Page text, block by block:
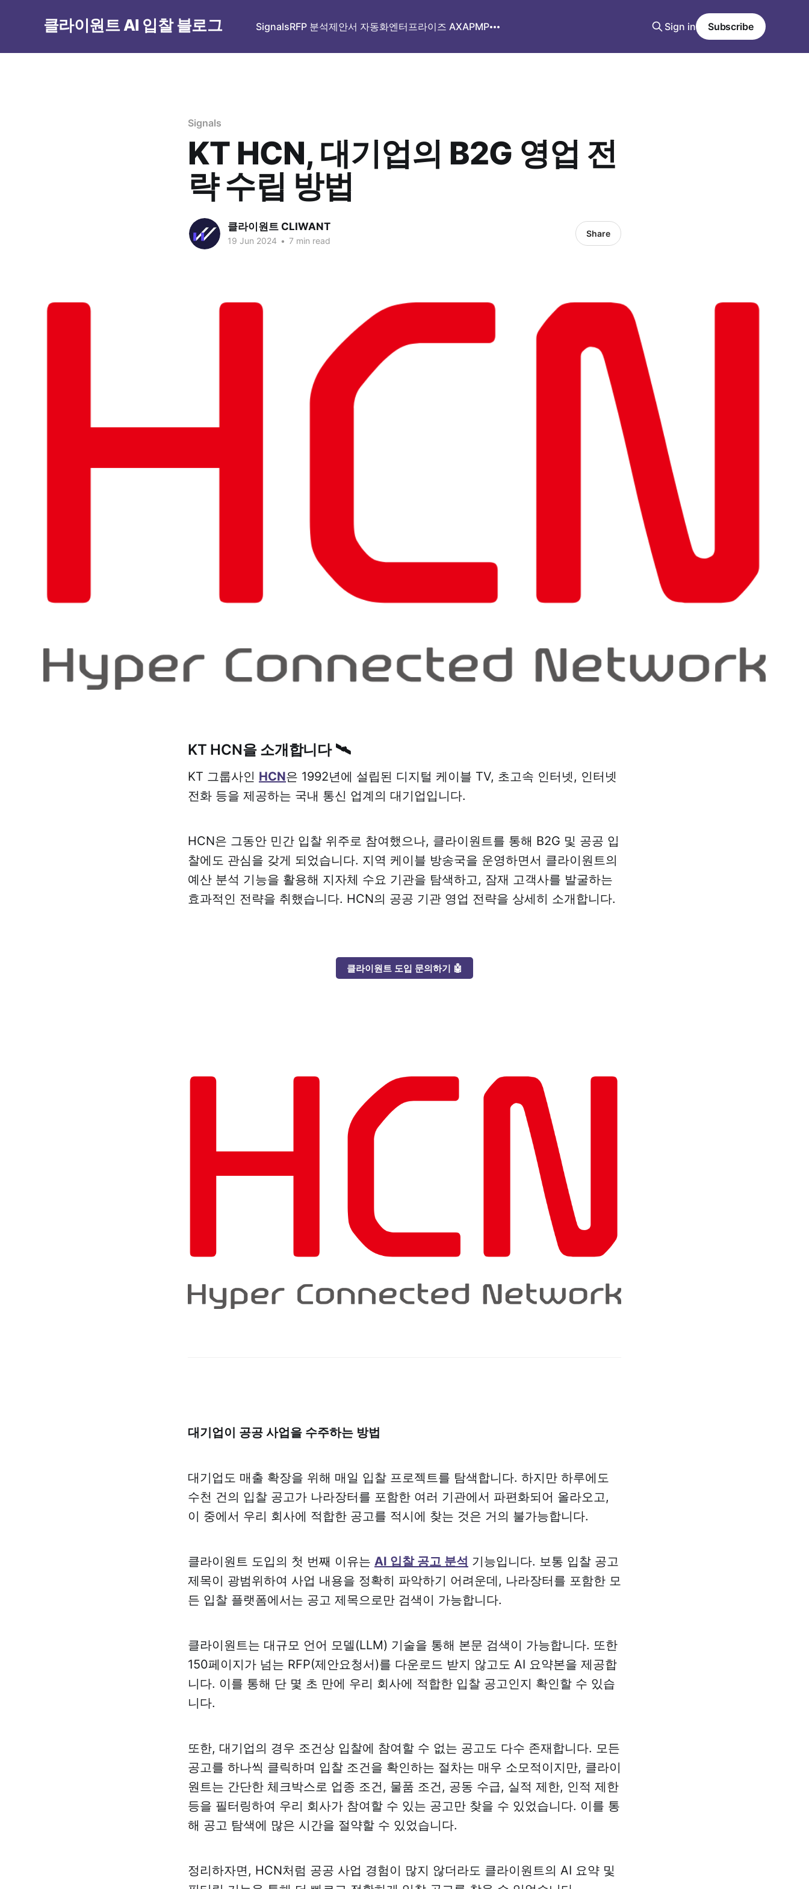
클라이원트 AI 입찰 블로그 SignalsRFP 분석제안서 자동화엔터프라이즈 AXAPMP Sign in Subscribe
Signals
KT HCN, 대기업의 B2G 영업 전
략 수립 방법
클라이원트 CLIWANT
19 Jun 2024 • 7 min read
Share
KT HCN을 소개합니다 🛰️
KT 그룹사인 HCN은 1992년에 설립된 디지털 케이블 TV, 초고속 인터넷, 인터넷
전화 등을 제공하는 국내 통신 업계의 대기업입니다.
HCN은 그동안 민간 입찰 위주로 참여했으나, 클라이원트를 통해 B2G 및 공공 입
찰에도 관심을 갖게 되었습니다. 지역 케이블 방송국을 운영하면서 클라이원트의
예산 분석 기능을 활용해 지자체 수요 기관을 탐색하고, 잠재 고객사를 발굴하는
효과적인 전략을 취했습니다. HCN의 공공 기관 영업 전략을 상세히 소개합니다.
클라이원트 도입 문의하기 🤖
대기업이 공공 사업을 수주하는 방법
대기업도 매출 확장을 위해 매일 입찰 프로젝트를 탐색합니다. 하지만 하루에도
수천 건의 입찰 공고가 나라장터를 포함한 여러 기관에서 파편화되어 올라오고,
이 중에서 우리 회사에 적합한 공고를 적시에 찾는 것은 거의 불가능합니다.
클라이원트 도입의 첫 번째 이유는 AI 입찰 공고 분석 기능입니다. 보통 입찰 공고
제목이 광범위하여 사업 내용을 정확히 파악하기 어려운데, 나라장터를 포함한 모
든 입찰 플랫폼에서는 공고 제목으로만 검색이 가능합니다.
클라이원트는 대규모 언어 모델(LLM) 기술을 통해 본문 검색이 가능합니다. 또한
150페이지가 넘는 RFP(제안요청서)를 다운로드 받지 않고도 AI 요약본을 제공합
니다. 이를 통해 단 몇 초 만에 우리 회사에 적합한 입찰 공고인지 확인할 수 있습
니다.
또한, 대기업의 경우 조건상 입찰에 참여할 수 없는 공고도 다수 존재합니다. 모든
공고를 하나씩 클릭하며 입찰 조건을 확인하는 절차는 매우 소모적이지만, 클라이
원트는 간단한 체크박스로 업종 조건, 물품 조건, 공동 수급, 실적 제한, 인적 제한
등을 필터링하여 우리 회사가 참여할 수 있는 공고만 찾을 수 있었습니다. 이를 통
해 공고 탐색에 많은 시간을 절약할 수 있었습니다.
정리하자면, HCN처럼 공공 사업 경험이 많지 않더라도 클라이원트의 AI 요약 및